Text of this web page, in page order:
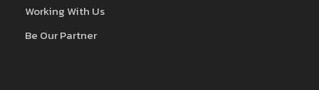
Working With Us
Be Our Partner